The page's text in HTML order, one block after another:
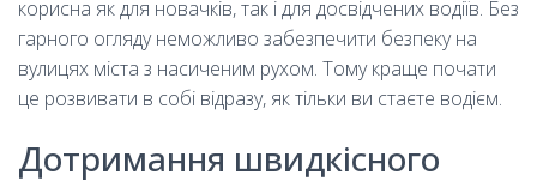
корисна як для новачків, так і для досвідчених водіїв. Без
гарного огляду неможливо забезпечити безпеку на
вулицях міста з насиченим рухом. Тому краще почати
це розвивати в собі відразу, як тільки ви стаєте водієм.
Дотримання швидкісного